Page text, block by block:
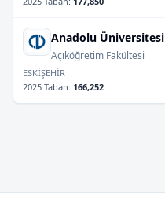
Anadolu Üniversitesi
Açıköğretim Fakültesi
ESKİŞEHİR
2025 Taban: 166,252